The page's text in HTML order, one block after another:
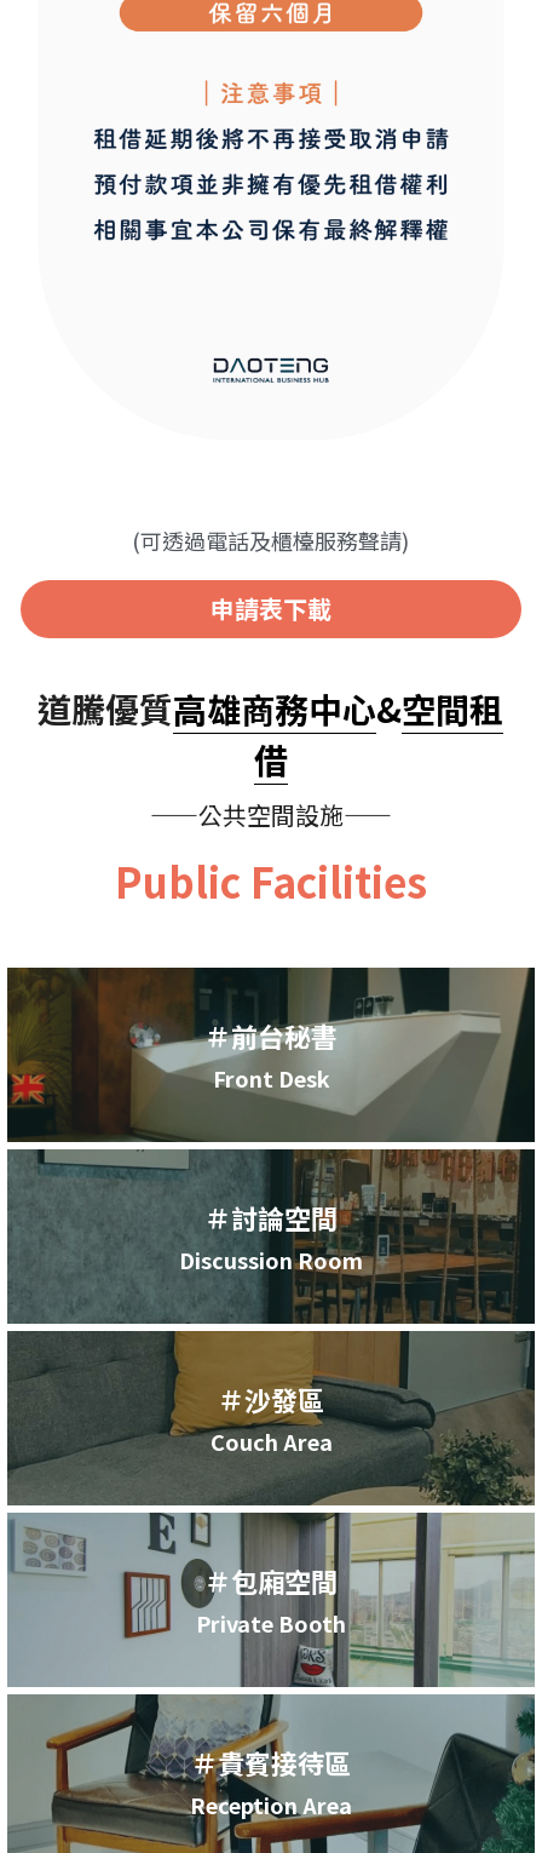
(可透過電話及櫃檯服務聲請)
申請表下載
道騰優質高雄商務中心&空間租
借
——公共空間設施——
Public Facilities
＃前台秘書
Front Desk
＃討論空間
Discussion Room
＃沙發區
Couch Area
＃包廂空間
Private Booth
＃貴賓接待區
Reception Area